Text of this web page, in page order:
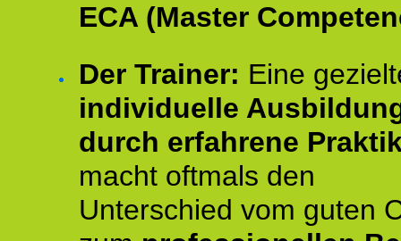
ECA (Master
Der Trainer: Eine
individuelle
durch erfahrene
macht oftmals den
Unterschied vom guten